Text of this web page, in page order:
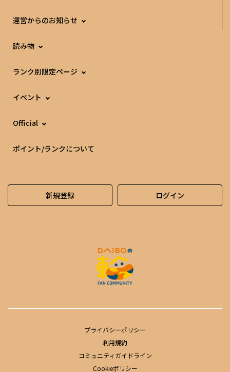
運営からのお知らせ
読み物
ランク別限定ページ
イベント
Official
ポイント/ランクについて
新規登録 ログイン
プライバシーポリシー
利用規約
コミュニティガイドライン
Cookieポリシー